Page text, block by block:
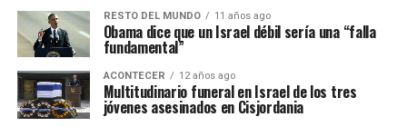
RESTO DEL MUNDO 11 años ago
Obama dice que un Israel débil sería una “falla
fundamental”
ACONTECER 12 años ago
Multitudinario funeral en Israel de los tres
jóvenes asesinados en Cisjordania